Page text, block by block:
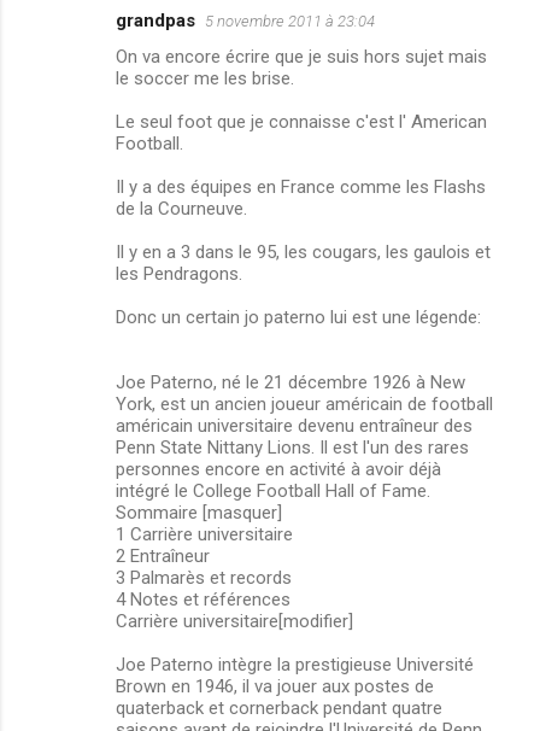
grandpas 5 novembre 2011 à 23:04
On va encore écrire que je suis hors sujet mais
le soccer me les brise.
Le seul foot que je connaisse c'est l' American
Football.
Il y a des équipes en France comme les Flashs
de la Courneuve.
Il y en a 3 dans le 95, les cougars, les gaulois et
les Pendragons.
Donc un certain jo paterno lui est une légende:
Joe Paterno, né le 21 décembre 1926 à New
York, est un ancien joueur américain de football
américain universitaire devenu entraîneur des
Penn State Nittany Lions. Il est l'un des rares
personnes encore en activité à avoir déjà
intégré le College Football Hall of Fame.
Sommaire [masquer]
1 Carrière universitaire
2 Entraîneur
3 Palmarès et records
4 Notes et références
Carrière universitaire[modifier]
Joe Paterno intègre la prestigieuse Université
Brown en 1946, il va jouer aux postes de
quaterback et cornerback pendant quatre